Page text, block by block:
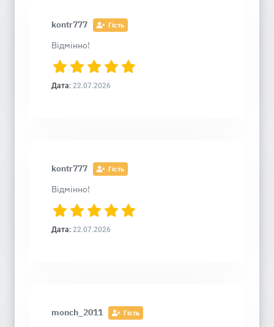
kontr777 Гість
Відмінно!
Дата: 22.07.2026
kontr777 Гість
Відмінно!
Дата: 22.07.2026
monch_2011 Гість